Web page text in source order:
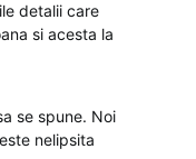
detalii care
si acesta la
se spune. Noi
nelipsita